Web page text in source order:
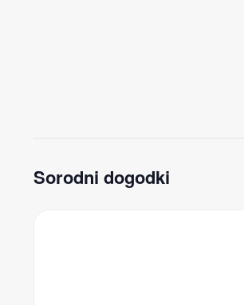
Sorodni dogodki